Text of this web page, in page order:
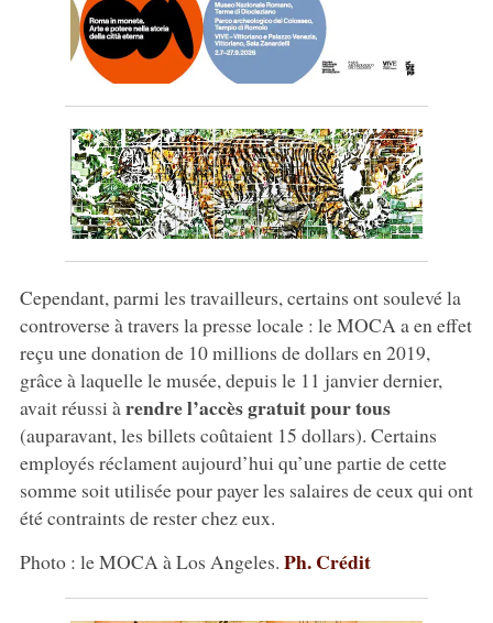
Cependant, parmi les travailleurs, certains ont soulevé la
controverse à travers la presse locale : le MOCA a en effet
reçu une donation de 10 millions de dollars en 2019,
grâce à laquelle le musée, depuis le 11 janvier dernier,
avait réussi à rendre l’accès gratuit pour tous
(auparavant, les billets coûtaient 15 dollars). Certains
employés réclament aujourd’hui qu’une partie de cette
somme soit utilisée pour payer les salaires de ceux qui ont
été contraints de rester chez eux.
Photo : le MOCA à Los Angeles. Ph. Crédit